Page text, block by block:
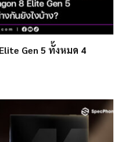
Gen 5 ทั้งหมด 4